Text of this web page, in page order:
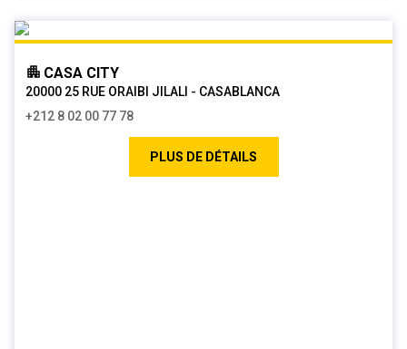
CASA CITY
20000 25 RUE ORAIBI JILALI - CASABLANCA
+212 8 02 00 77 78
PLUS DE DÉTAILS